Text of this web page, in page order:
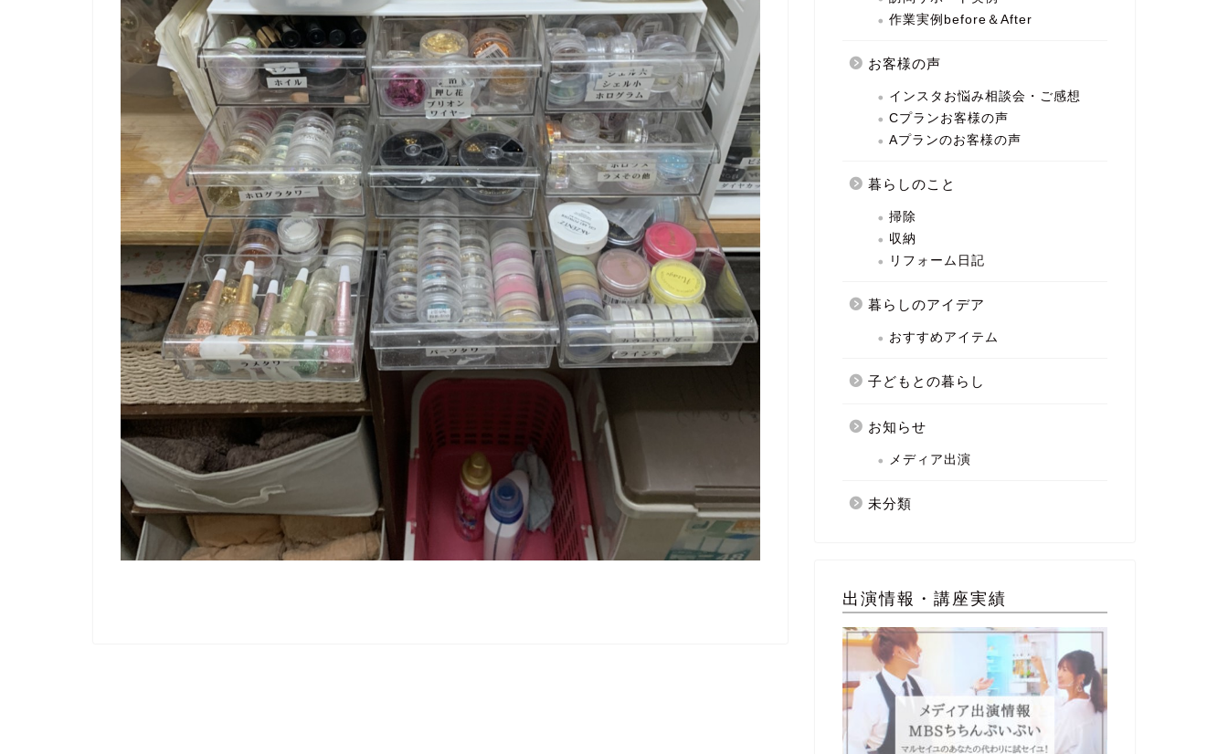
作業実例before＆After
お客様の声
インスタお悩み相談会・ご感想
Cプランお客様の声
Aプランのお客様の声
暮らしのこと
掃除
収納
リフォーム日記
暮らしのアイデア
おすすめアイテム
子どもとの暮らし
お知らせ
メディア出演
未分類
出演情報・講座実績